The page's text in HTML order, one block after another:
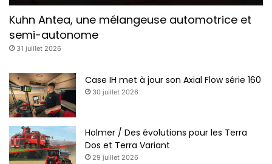
Kuhn Antea, une mélangeuse automotrice et
semi-autonome
31 juillet 2026
Case IH met à jour son Axial Flow série 160
30 juillet 2026
Holmer / Des évolutions pour les Terra
Dos et Terra Variant
29 juillet 2026